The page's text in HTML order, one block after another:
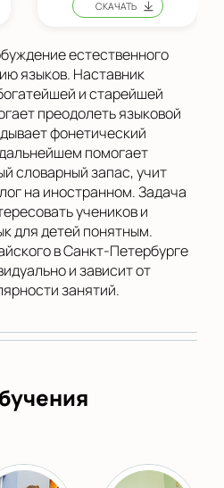
естественного
языков. Наставник
и старейшей
преодолеть языковой
фонетический
помогает
словарный запас, учит
на иностранном. Задача
учеников и
для детей понятным.
в Санкт-Петербурге
и зависит от
занятий.